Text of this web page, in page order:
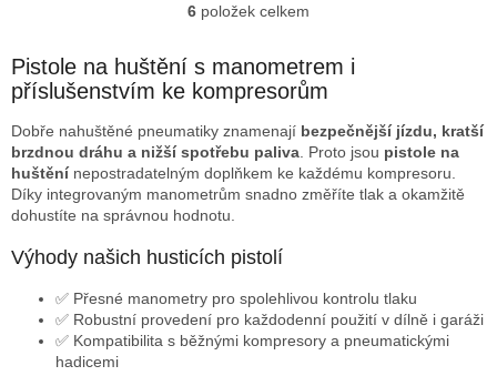
O
l
á
d
a
c
í
p
k
v
ý
p
6 položek celkem
Pistole na huštění s manometrem i
příslušenstvím ke kompresorům
Dobře nahuštěné pneumatiky znamenají bezpečnější jízdu, kratší
brzdnou dráhu a nižší spotřebu paliva . Proto jsou pistole na
huštěnínepostradatelným doplňkem ke každému kompresoru.
Díky integrovaným manometrům snadno změříte tlak a okamžitě
dohustíte na správnou hodnotu.
Výhody našich husticích pistolí
✅ Přesné manometry pro spolehlivou kontrolu tlaku
✅ Robustní provedení pro každodenní použití v dílně i garáži
✅ Kompatibilita s běžnými kompresory a pneumatickými
hadicemi